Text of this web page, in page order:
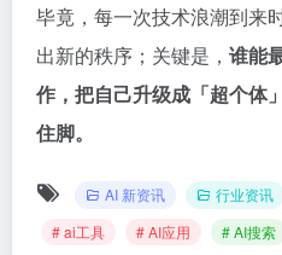
毕竟，每一次技术浪潮到来
出新的秩序；关键是， 谁能
作，把自己升级成「超个体
住脚。
AI 新资讯 行业资讯
# ai工具
# AI应用 # AI搜索